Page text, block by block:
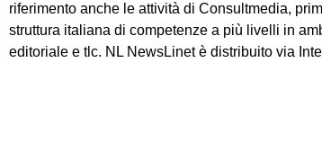
riferimento anche le attività di Consultmedia,
struttura italiana di competenze a più livelli in
editoriale e tlc. NL NewsLinet è distribuito via